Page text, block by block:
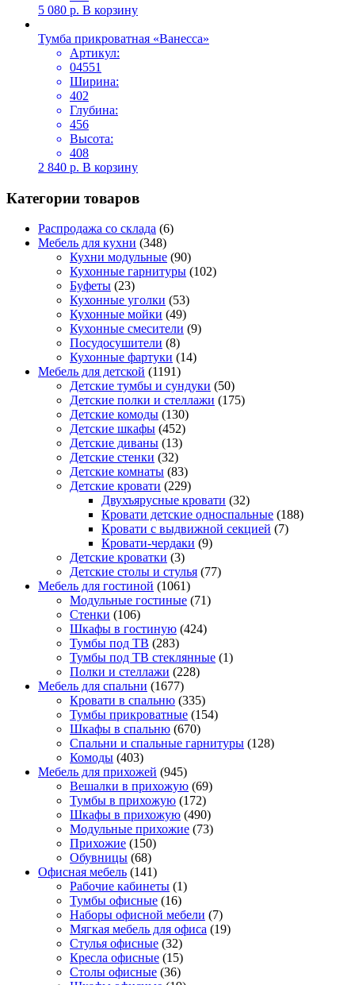
5 080 р. В корзину
Тумба прикроватная «Ванесса»
Артикул:
04551
Ширина:
402
Глубина:
456
Высота:
408
2 840 р. В корзину
Категории товаров
Распродажа со склада (6)
Мебель для кухни (348)
Кухни модульные (90)
Кухонные гарнитуры (102)
Буфеты (23)
Кухонные уголки (53)
Кухонные мойки (49)
Кухонные смесители (9)
Посудосушители (8)
Кухонные фартуки (14)
Мебель для детской (1191)
Детские тумбы и сундуки (50)
Детские полки и стеллажи (175)
Детские комоды (130)
Детские шкафы (452)
Детские диваны (13)
Детские стенки (32)
Детские комнаты (83)
Детские кровати (229)
Двухъярусные кровати (32)
Кровати детские односпальные (188)
Кровати с выдвижной секцией (7)
Кровати-чердаки (9)
Детские кроватки (3)
Детские столы и стулья (77)
Мебель для гостиной (1061)
Модульные гостиные (71)
Стенки (106)
Шкафы в гостиную (424)
Тумбы под ТВ (283)
Тумбы под ТВ стеклянные (1)
Полки и стеллажи (228)
Мебель для спальни (1677)
Кровати в спальню (335)
Тумбы прикроватные (154)
Шкафы в спальню (670)
Спальни и спальные гарнитуры (128)
Комоды (403)
Мебель для прихожей (945)
Вешалки в прихожую (69)
Тумбы в прихожую (172)
Шкафы в прихожую (490)
Модульные прихожие (73)
Прихожие (150)
Обувницы (68)
Офисная мебель (141)
Рабочие кабинеты (1)
Тумбы офисные (16)
Наборы офисной мебели (7)
Мягкая мебель для офиса (19)
Стулья офисные (32)
Кресла офисные (15)
Столы офисные (36)